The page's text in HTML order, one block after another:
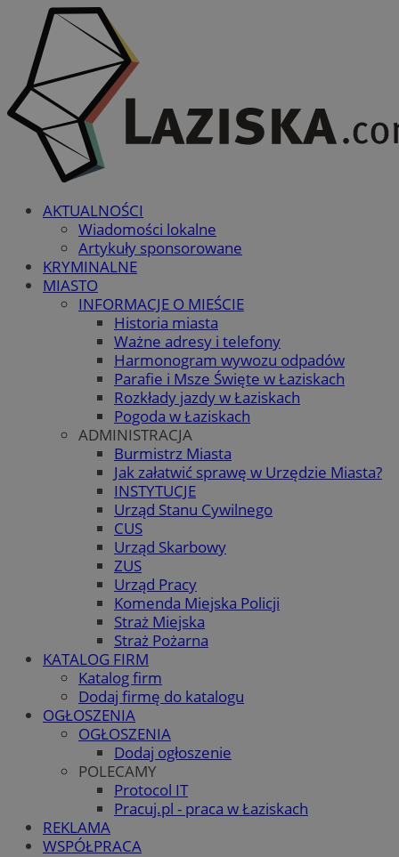
AKTUALNOŚCI
Wiadomości lokalne
Artykuły sponsorowane
KRYMINALNE
MIASTO
INFORMACJE O MIEŚCIE
Historia miasta
Ważne adresy i telefony
Harmonogram wywozu odpadów
Parafie i Msze Święte w Łaziskach
Rozkłady jazdy w Łaziskach
Pogoda w Łaziskach
ADMINISTRACJA
Burmistrz Miasta
Jak załatwić sprawę w Urzędzie Miasta?
INSTYTUCJE
Urząd Stanu Cywilnego
CUS
Urząd Skarbowy
ZUS
Urząd Pracy
Komenda Miejska Policji
Straż Miejska
Straż Pożarna
KATALOG FIRM
Katalog firm
Dodaj firmę do katalogu
OGŁOSZENIA
OGŁOSZENIA
Dodaj ogłoszenie
POLECAMY
Protocol IT
Pracuj.pl - praca w Łaziskach
REKLAMA
WSPÓŁPRACA